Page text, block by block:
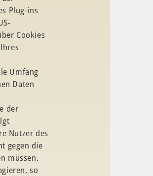
Plug-ins
Cookies
Umfang
Daten
der
Nutzer des
gegen die
müssen.
so